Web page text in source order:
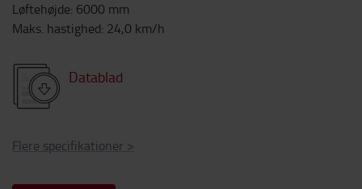
Løftehøjde: 6000 mm
Maks. hastighed: 24,0 km/h
Datablad
Flere specifikationer >